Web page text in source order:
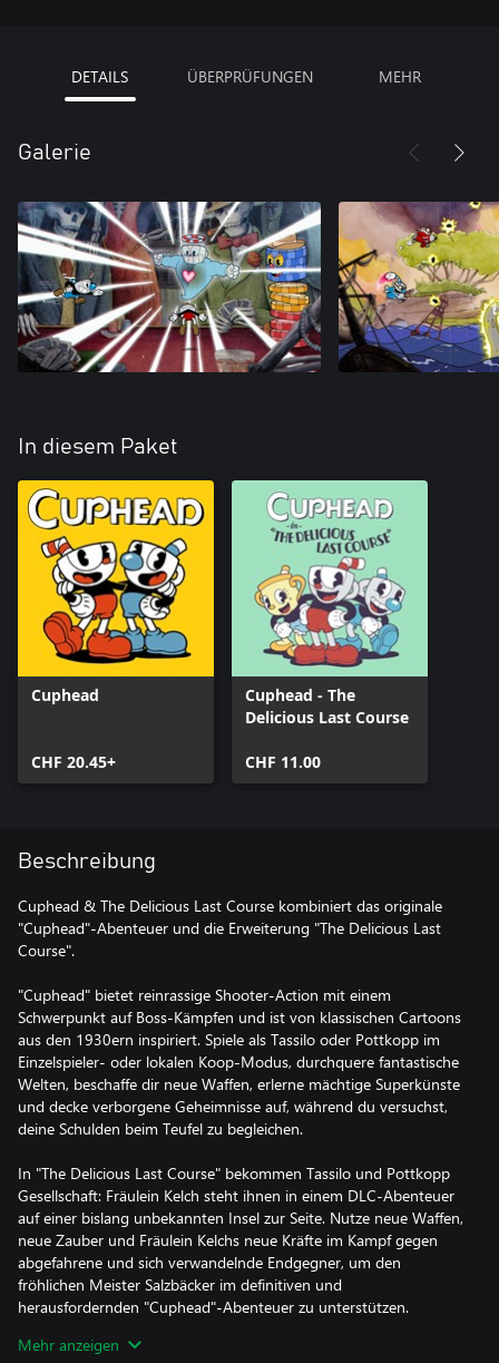
DETAILS ÜBERPRÜFUNGEN MEHR
Galerie
In diesem Paket
Cuphead
CHF 20.45+
Cuphead - The
Delicious Last Course
CHF 11.00
Beschreibung
Cuphead & The Delicious Last Course kombiniert das originale
"Cuphead"-Abenteuer und die Erweiterung "The Delicious Last
Course".
"Cuphead" bietet reinrassige Shooter-Action mit einem
Schwerpunkt auf Boss-Kämpfen und ist von klassischen Cartoons
aus den 1930ern inspiriert. Spiele als Tassilo oder Pottkopp im
Einzelspieler- oder lokalen Koop-Modus, durchquere fantastische
Welten, beschaffe dir neue Waffen, erlerne mächtige Superkünste
und decke verborgene Geheimnisse auf, während du versuchst,
deine Schulden beim Teufel zu begleichen.
In "The Delicious Last Course" bekommen Tassilo und Pottkopp
Gesellschaft: Fräulein Kelch steht ihnen in einem DLC-Abenteuer
auf einer bislang unbekannten Insel zur Seite. Nutze neue Waffen,
neue Zauber und Fräulein Kelchs neue Kräfte im Kampf gegen
abgefahrene und sich verwandelnde Endgegner, um den
fröhlichen Meister Salzbäcker im definitiven und
herausfordernden "Cuphead"-Abenteuer zu unterstützen.
In beiden Titeln wurden Grafik und Sound mit Techniken aus der
Mehr anzeigen